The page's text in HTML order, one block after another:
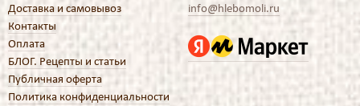
Доставка и самовывоз
Контакты
Оплата
БЛОГ. Рецепты и статьи
Публичная оферта
Политика конфиденциальности
info@hlebomoli.ru